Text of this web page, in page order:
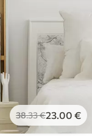
38.33€23.00 €